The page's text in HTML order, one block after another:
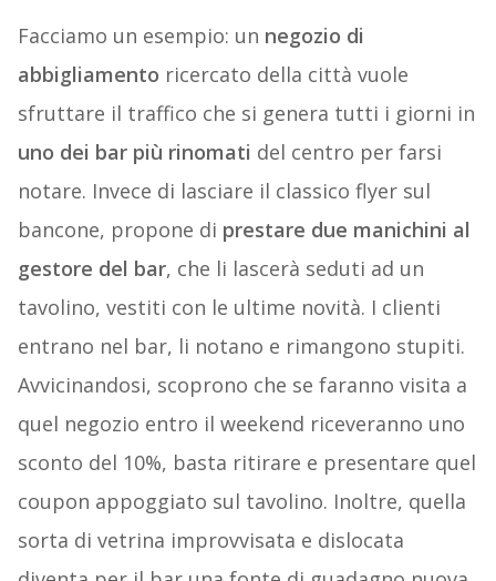
Facciamo un esempio: un negozio di
abbigliamento ricercato della città vuole
sfruttare il traffico che si genera tutti i giorni in
uno dei bar più rinomati del centro per farsi
notare. Invece di lasciare il classico flyer sul
bancone, propone di prestare due manichini al
gestore del bar, che li lascerà seduti ad un
tavolino, vestiti con le ultime novità. I clienti
entrano nel bar, li notano e rimangono stupiti.
Avvicinandosi, scoprono che se faranno visita a
quel negozio entro il weekend riceveranno uno
sconto del 10%, basta ritirare e presentare quel
coupon appoggiato sul tavolino. Inoltre, quella
sorta di vetrina improvvisata e dislocata